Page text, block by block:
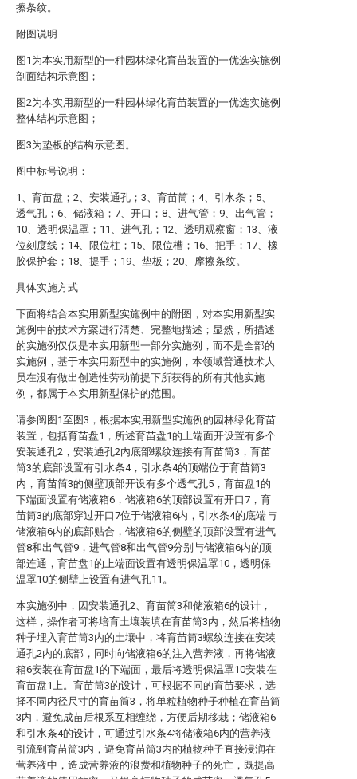
擦条纹。
附图说明
图1为本实用新型的一种园林绿化育苗装置的一优选实施例
剖面结构示意图；
图2为本实用新型的一种园林绿化育苗装置的一优选实施例
整体结构示意图；
图3为垫板的结构示意图。
图中标号说明：
1、育苗盘；2、安装通孔；3、育苗筒；4、引水条；5、
透气孔；6、储液箱；7、开口；8、进气管；9、出气管；
10、透明保温罩；11、进气孔；12、透明观察窗；13、液
位刻度线；14、限位柱；15、限位槽；16、把手；17、橡
胶保护套；18、提手；19、垫板；20、摩擦条纹。
具体实施方式
下面将结合本实用新型实施例中的附图，对本实用新型实
施例中的技术方案进行清楚、完整地描述；显然，所描述
的实施例仅仅是本实用新型一部分实施例，而不是全部的
实施例，基于本实用新型中的实施例，本领域普通技术人
员在没有做出创造性劳动前提下所获得的所有其他实施
例，都属于本实用新型保护的范围。
请参阅图1至图3，根据本实用新型实施例的园林绿化育苗
装置，包括育苗盘1，所述育苗盘1的上端面开设置有多个
安装通孔2，安装通孔2内底部螺纹连接有育苗筒3，育苗
筒3的底部设置有引水条4，引水条4的顶端位于育苗筒3
内，育苗筒3的侧壁顶部开设有多个透气孔5，育苗盘1的
下端面设置有储液箱6，储液箱6的顶部设置有开口7，育
苗筒3的底部穿过开口7位于储液箱6内，引水条4的底端与
储液箱6内的底部贴合，储液箱6的侧壁的顶部设置有进气
管8和出气管9，进气管8和出气管9分别与储液箱6内的顶
部连通，育苗盘1的上端面设置有透明保温罩10，透明保
温罩10的侧壁上设置有进气孔11。
本实施例中，因安装通孔2、育苗筒3和储液箱6的设计，
这样，操作者可将培育土壤装填在育苗筒3内，然后将植物
种子埋入育苗筒3内的土壤中，将育苗筒3螺纹连接在安装
通孔2内的底部，同时向储液箱6的注入营养液，再将储液
箱6安装在育苗盘1的下端面，最后将透明保温罩10安装在
育苗盘1上。育苗筒3的设计，可根据不同的育苗要求，选
择不同内径尺寸的育苗筒3，将单粒植物种子种植在育苗筒
3内，避免成苗后根系互相缠绕，方便后期移栽；储液箱6
和引水条4的设计，可通过引水条4将储液箱6内的营养液
引流到育苗筒3内，避免育苗筒3内的植物种子直接浸润在
营养液中，造成营养液的浪费和植物种子的死亡，既提高